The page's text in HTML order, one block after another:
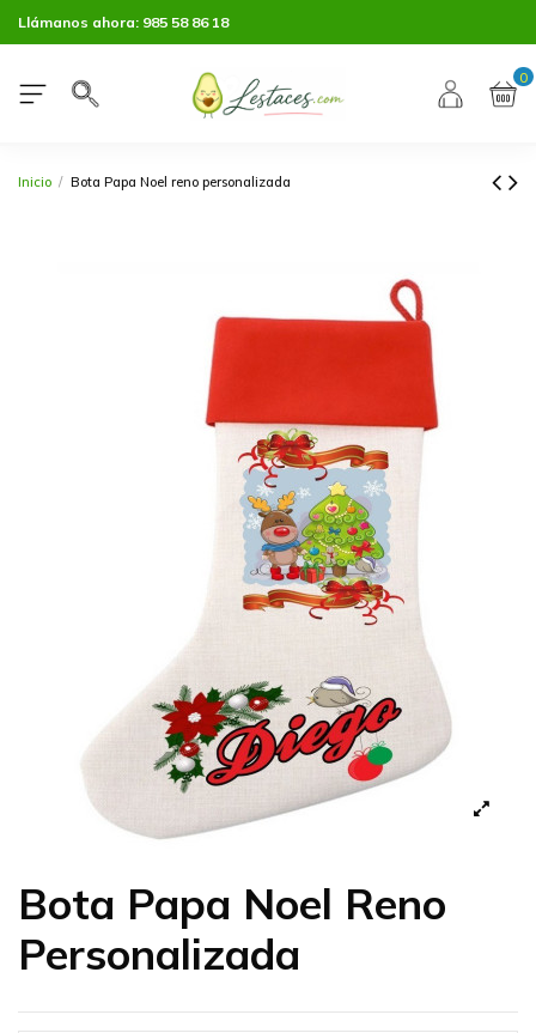
Llámanos ahora: 985 58 86 18
0
Inicio Bota Papa Noel reno personalizada
Bota Papa Noel Reno
Personalizada